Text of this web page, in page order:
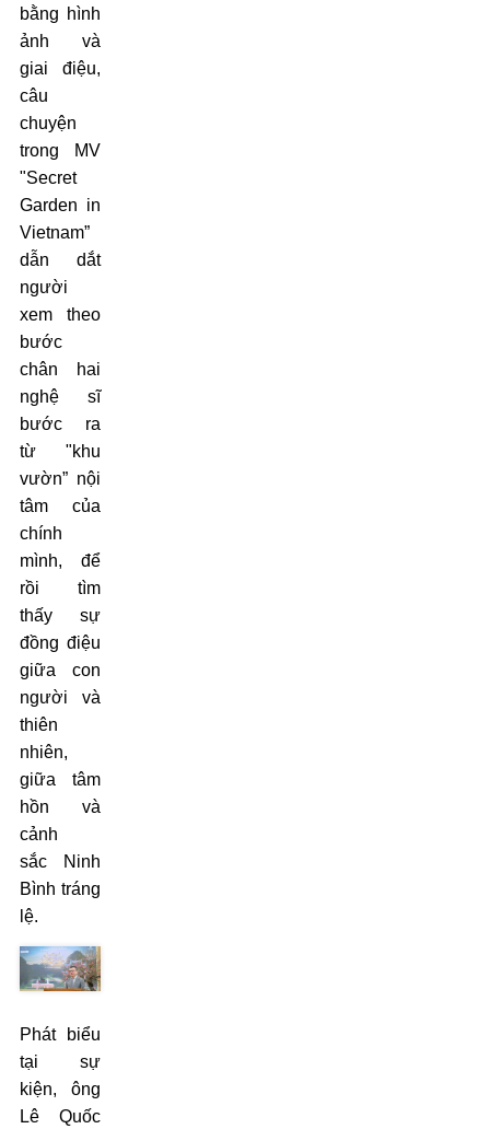
bằng hình
ảnh và
giai điệu,
câu
chuyện
trong MV
"Secret
Garden in
Vietnam”
dẫn dắt
người
xem theo
bước
chân hai
nghệ sĩ
bước ra
từ "khu
vườn” nội
tâm của
chính
mình, để
rồi tìm
thấy sự
đồng điệu
giữa con
người và
thiên
nhiên,
giữa tâm
hồn và
cảnh
sắc Ninh
Bình tráng
lệ.
Phát biểu
tại sự
kiện, ông
Lê Quốc